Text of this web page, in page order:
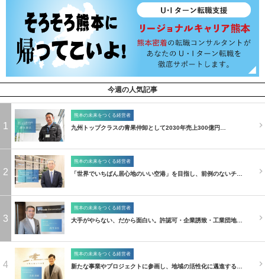
今週の人気記事
1
熊本の未来をつくる経営者
九州トップクラスの青果仲卸として2030年売上300億円…
2
熊本の未来をつくる経営者
「世界でいちばん居心地のいい空港」を目指し、前例のないチ…
3
熊本の未来をつくる経営者
大手がやらない、だから面白い。許認可・企業誘致・工業団地…
4
熊本の未来をつくる経営者
新たな事業やプロジェクトに参画し、地域の活性化に邁進する…